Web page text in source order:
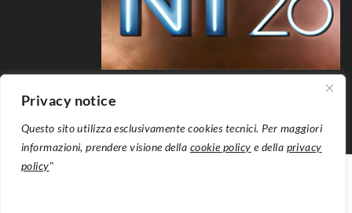
Privacy notice
Questo sito utilizza esclusivamente cookies tecnici. Per maggiori
informazioni, prendere visione della cookie policy e della privacy
policy"